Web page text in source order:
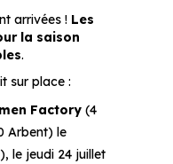
arrivées ! Les
la saison
.
sur place :
Factory (4
Arbent) le
le jeudi 24 juillet